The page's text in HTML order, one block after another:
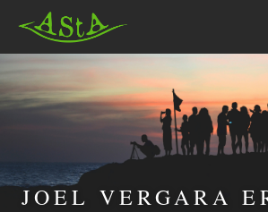
AStA HSF
JOEL VERGARA